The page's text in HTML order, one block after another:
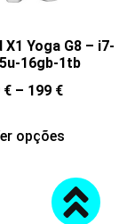
X1 Yoga G8 – i7-
16gb-1tb
€ – 199 €
opções